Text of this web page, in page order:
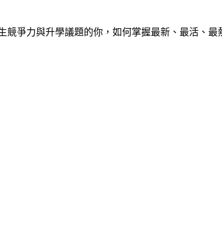
競爭力與升學議題的你，如何掌握最新、最活、最